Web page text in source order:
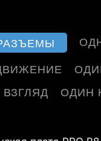
ОДИН
упрощает